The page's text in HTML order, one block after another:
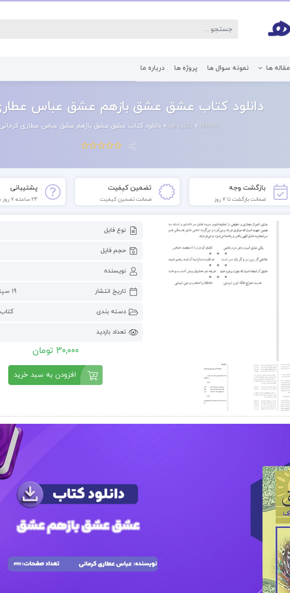
زبان و ادبیات فارسی کتاب رشته اقتصاد کتاب رشته
مقاله ها نمونه سوال ها پروژه ها درباره ما
دانلود کتاب عشق عشق بازهم عشق عباس
Home
» دانلود ها »دانلود کتاب عشق عشق بازهم عشق عباس عطاری کرمانی
بازگشت وجه
ضمانت بازگشت تا 7 روز
تضمین کیفیت
ضمانت تضمین کیفیت
پشتیبانی
24 ساعته 7 روز هفته
نوع فایل
حجم فایل
نویسنده
تاریخ انتشار 19 سپتامبر 2024
دسته بندی
تعداد بازدید
30,000 تومان
افزودن به سبد خرید